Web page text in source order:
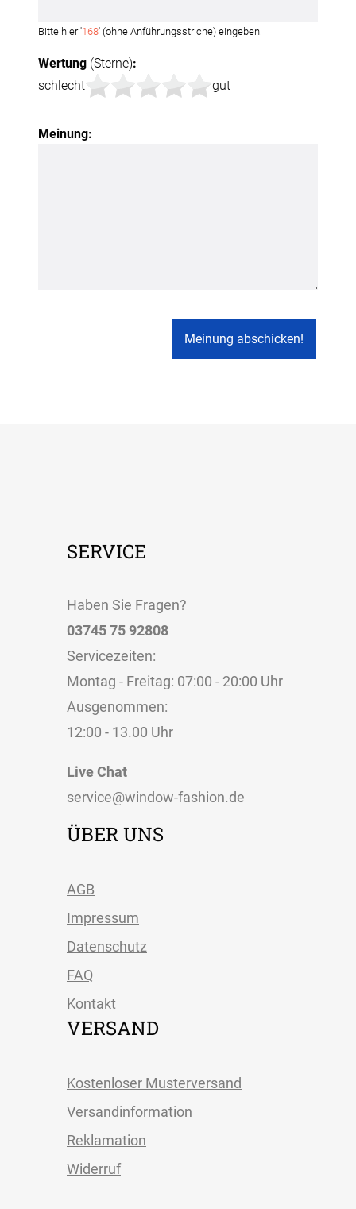
Bitte hier '168' (ohne Anführungsstriche) eingeben.
Wertung (Sterne):
schlecht
gut
Meinung:
SERVICE
Haben Sie Fragen?
03745 75 92808
Servicezeiten:
Montag - Freitag: 07:00 - 20:00 Uhr
Ausgenommen:
12:00 - 13.00 Uhr
Live Chat
service@window-fashion.de
ÜBER UNS
AGB
Impressum
Datenschutz
FAQ
Kontakt
VERSAND
Kostenloser Musterversand
Versandinformation
Reklamation
Widerruf